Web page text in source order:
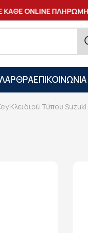
ONLINE ΠΛΗΡΩΜΗ
ΑΡΘΡΑΕΠΙΚΟΙΝΩΝΙΑ
Κλειδιού Τύπου Suzuki